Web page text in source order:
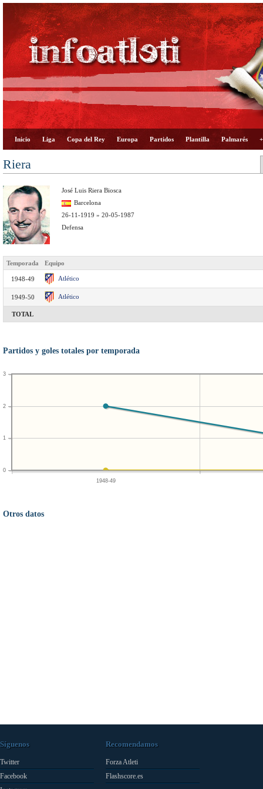
Inicio Liga Copa del Rey Europa Partidos Plantilla Palmarés
Riera
José Luis Riera Biosca
Barcelona
26-11-1919 » 20-05-1987
Defensa
Temporada Equipo
1948-49 Atlético
1949-50 Atlético
TOTAL
Partidos y goles totales por temporada
1948-49
0
1
2
3
Otros datos
Síguenos
Twitter
Facebook
Recomendamos
Forza Atleti
Flashscore.es